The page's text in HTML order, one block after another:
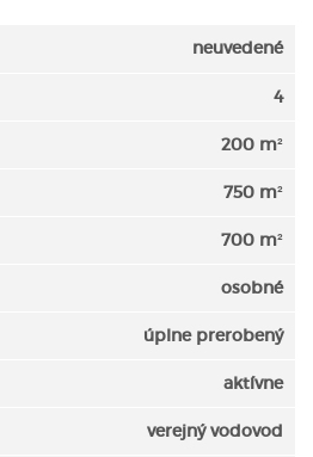
neuvedené
4
200 m²
750 m²
700 m²
osobné
úplne prerobený
aktívne
verejný vodovod